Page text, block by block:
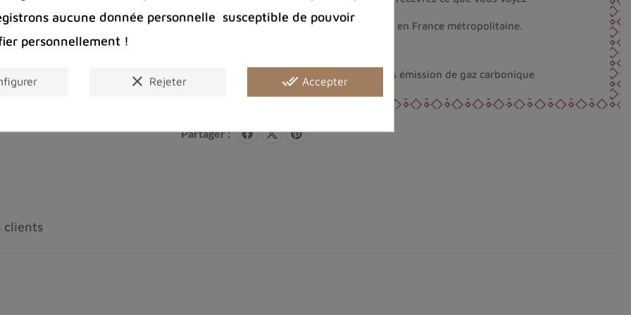
Port offert dès 80 € d’achat en France métropolitaine.
Bijoux argent fabriqués sans émission de gaz carbonique
Partager :
clients
aucune donnée personnelle susceptible de pouvoir
personnellement !
clear Rejeter done_all Accepter